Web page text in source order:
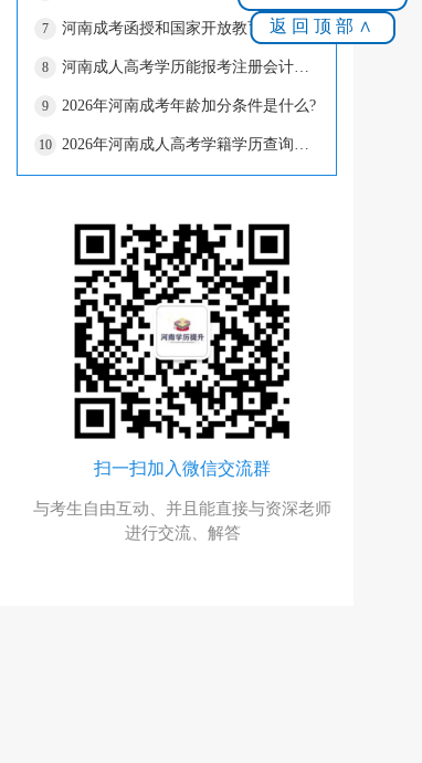
7 河南成考函授和国家开放教育的毕业证书—样吗?
8 河南成人高考学历能报考注册会计师吗?
9 2026年河南成考年龄加分条件是什么?
10 2026年河南成人高考学籍学历查询流程
扫一扫加入微信交流群
与考生自由互动、并且能直接与资深老师
进行交流、解答
返回顶部∧